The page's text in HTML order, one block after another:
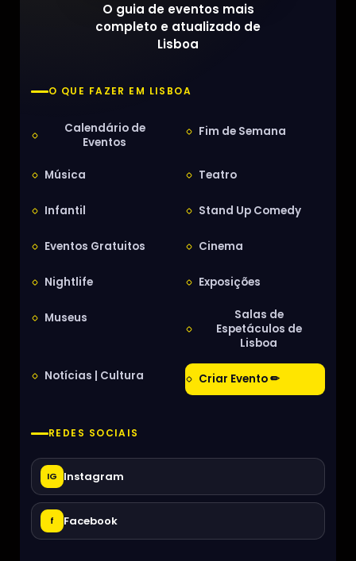
O guia de eventos mais
completo e atualizado de
Lisboa
O QUE FAZER EM LISBOA
Calendário de
Eventos
Fim de Semana
Música Teatro
Infantil Stand Up Comedy
Eventos Gratuitos Cinema
Nightlife Exposições
Museus
Salas de
Espetáculos de
Lisboa
Notícias | Cultura Criar Evento ✏
REDES SOCIAIS
IG Instagram
f Facebook